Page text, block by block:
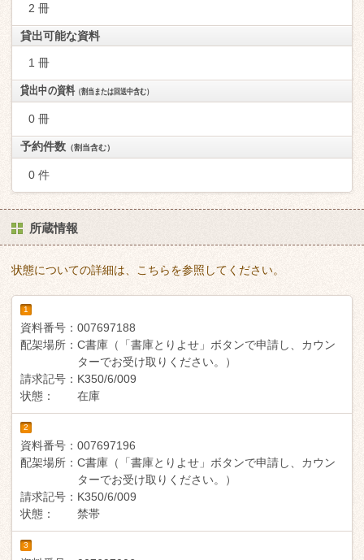
2 冊
貸出可能な資料
1 冊
貸出中の資料（割当または回送中含む）
0 冊
予約件数 （割当含む）
0 件
所蔵情報
状態についての詳細は、こちらを参照してください。
1
資料番号： 007697188
配架場所： C書庫（「書庫とりよせ」ボタンで申請し、カウン
ターでお受け取りください。）
請求記号： K350/6/009
状態：
在庫
2
資料番号： 007697196
配架場所： C書庫（「書庫とりよせ」ボタンで申請し、カウン
ターでお受け取りください。）
請求記号： K350/6/009
状態：
禁帯
3